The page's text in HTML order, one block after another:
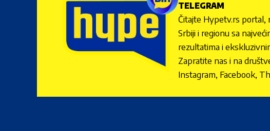
TELEGRAM
Čitajte Hypetv.rs portal,
Srbiji i regionu sa
rezultatima i
Zapratite nas i na
Instagram, Facebook,